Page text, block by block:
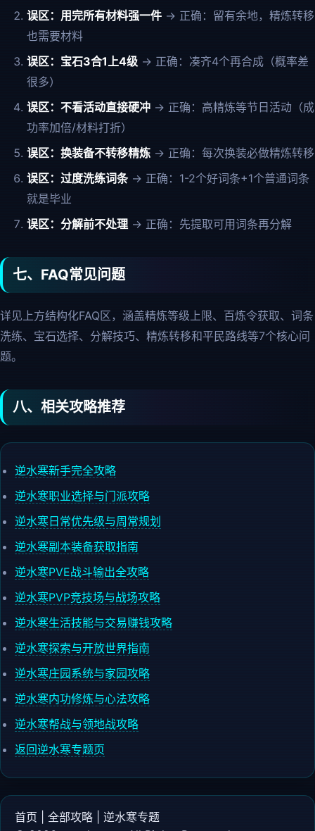
误区：用完所有材料强一件→ 正确：留有余地，精炼转移
也需要材料
误区：宝石3合1上4级→ 正确：凑齐4个再合成（概率差
很多）
误区：不看活动直接硬冲→ 正确：高精炼等节日活动（成
功率加倍/材料打折）
误区：换装备不转移精炼→ 正确：每次换装必做精炼转移
误区：过度洗练词条→ 正确：1-2个好词条+1个普通词条
就是毕业
误区：分解前不处理→ 正确：先提取可用词条再分解
七、FAQ常见问题
详见上方结构化FAQ区，涵盖精炼等级上限、百炼令获取、词条
洗练、宝石选择、分解技巧、精炼转移和平民路线等7个核心问
题。
八、相关攻略推荐
逆水寒新手完全攻略
逆水寒职业选择与门派攻略
逆水寒日常优先级与周常规划
逆水寒副本装备获取指南
逆水寒PVE战斗输出全攻略
逆水寒PVP竞技场与战场攻略
逆水寒生活技能与交易赚钱攻略
逆水寒探索与开放世界指南
逆水寒庄园系统与家园攻略
逆水寒内功修炼与心法攻略
逆水寒帮战与领地战攻略
返回逆水寒专题页
首页 全部攻略
逆水寒专题